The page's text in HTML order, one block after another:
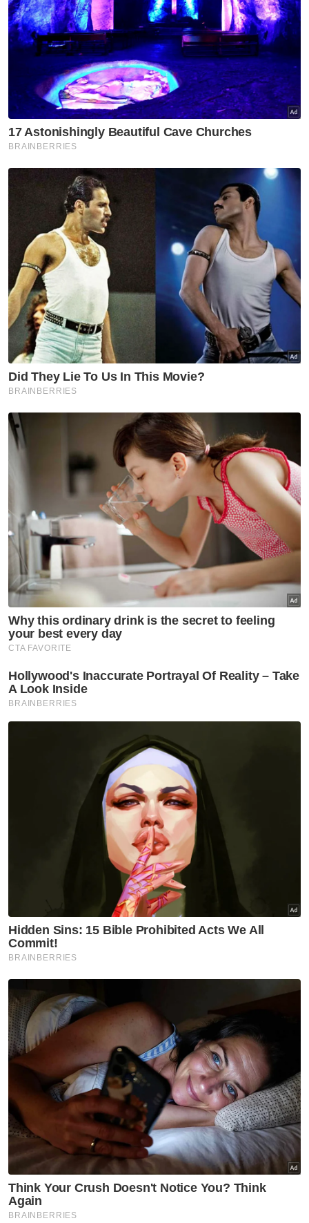
Aaron-Wooi Yik akan membuka tirai kempen
Terbuka Perancis 2024 menentang Mark
Lamsfuss-Marvin Seidel dari Jerman dan
bakal membuat perhitungan dengan Sze Fei-
Nur Izzuddin pada pusingan pertama All
England 2024.
Artikel Berkaitan:
Piala Triatlon Asia 2024
‘AS perlu bertanggungjawab terhadap kegilaan rejim
Zionis’ - Ismail Sabri
Hajat Wei Chong-Kai Wun tambah koleksi juara tak
kesampaian
Terbuka Perancis 2024 di Paris akan bermula
5-10 Mac ini manakala kejohanan All England
2024 di Birmingham pada 12 hingga17 Mac ini.
- Bernama
Nak berita-berita terkini dengan lebih pantas?
Jom sertai saluran WhatsApp Sinar Harian:
https://whatsapp.com/channel/
Muat turun aplikasi Sinar Harian.Klik di sini!
Tee Kai Wun
Piala Thomas 2024
Artikel Disyorkan
Sukan
Penyokong Indonesia hentam
Filipina bukan lawan mudah
Sukan
'Tak kisahlah 20 atau 90 minit'
Sukan
Tiket aksi Malaysia-Filipina
habis terjual